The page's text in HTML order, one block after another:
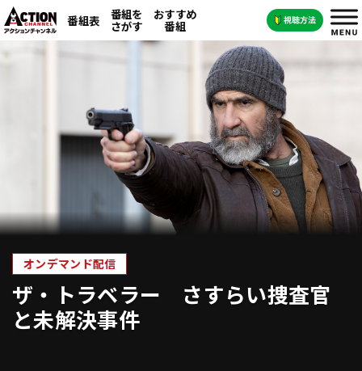
番組表 番組を
さがす
おすすめ
番組
オンデマンド配信
ザ・トラベラー さすらい捜査官
と未解決事件